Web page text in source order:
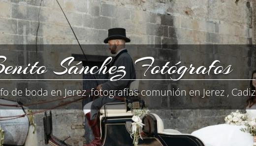
Sánchez Fotógrafos
de boda en Jerez ,fotografías comunión en Jerez , Cadiz